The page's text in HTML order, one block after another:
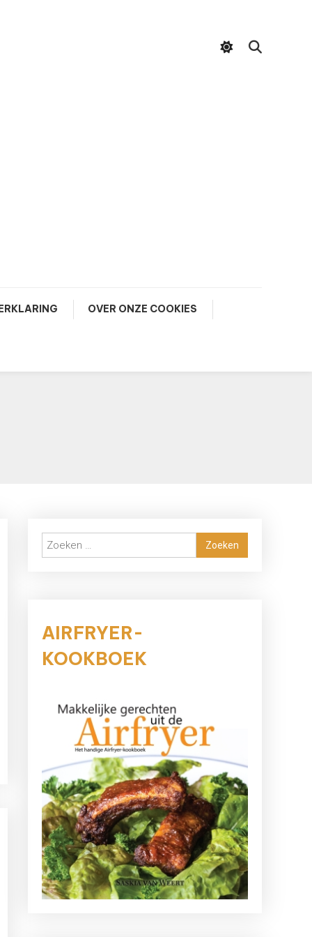
OVER ONZE COOKIES
Zoeken
naar:
AIRFRYER-
KOOKBOEK